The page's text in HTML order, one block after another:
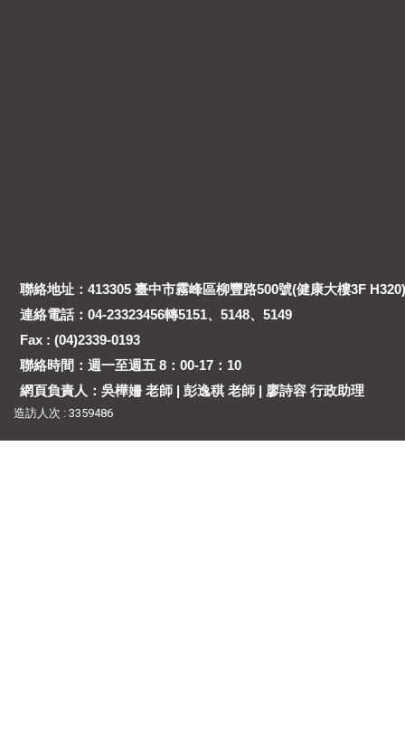
聯絡地址：413305 臺中市霧峰區柳豐路500號(健康大樓3F H320)
連絡電話：04-23323456轉5151、5148、5149
Fax : (04)2339-0193
聯絡時間：週一至週五 8：00-17：10
網頁負責人：吳樺姍 老師 | 彭逸稘 老師 | 廖詩容 行政助理
造訪人次 : 3359486